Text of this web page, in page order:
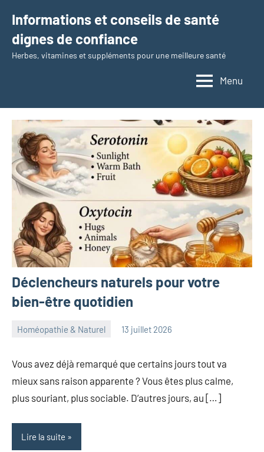
contenu
Informations et conseils de santé
dignes de confiance
Herbes, vitamines et suppléments pour une meilleure santé
Menu
Déclencheurs naturels pour votre
bien-être quotidien
Homéopathie & Naturel 13 juillet 2026
herbosafe
Vous avez déjà remarqué que certains jours tout va
mieux sans raison apparente ? Vous êtes plus calme,
plus souriant, plus sociable. D’autres jours, au […]
Lire la suite